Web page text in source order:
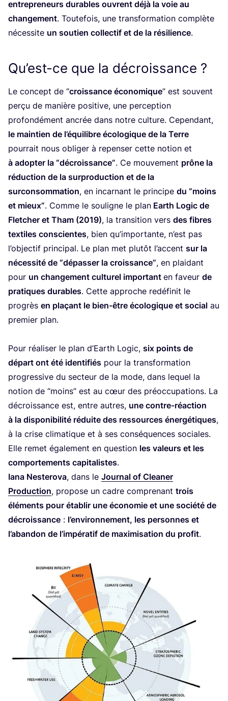
entre­pre­neurs durables ouvrent déjà la voie au
chan­ge­ment. Tou­te­fois, une trans­for­ma­tion com­plète
néces­site un sou­tien col­lec­tif et de la rési­lience.
Qu’est-ce que la décroissance ?
Le concept de “crois­sance éco­no­mique” est sou­vent
per­çu de manière posi­tive, une per­cep­tion
pro­fon­dé­ment ancrée dans notre culture. Cepen­dant,
le main­tien de l’é­qui­libre éco­lo­gique de la Terre
pour­rait nous obli­ger à repen­ser cette notion et
à adop­ter la “décrois­sance”. Ce mou­ve­ment prône la
réduc­tion de la sur­pro­duc­tion et de la
sur­con­som­ma­tion, en incar­nant le prin­cipe du “moins
et mieux”. Comme le sou­ligne le plan Earth Logic de
Flet­cher et Tham (2019), la tran­si­tion vers des fibres
tex­tiles conscientes, bien qu’im­por­tante, n’est pas
l’ob­jec­tif prin­ci­pal. Le plan met plu­tôt l’ac­cent sur la
néces­si­té de “dépas­ser la crois­sance”, en plai­dant
pour un chan­ge­ment cultu­rel impor­tant en faveur de
pra­tiques durables. Cette approche redé­fi­nit le
pro­grès en pla­çant le bien-être éco­lo­gique et social au
pre­mier plan.
Pour réa­li­ser le plan d’Earth Logic, six points de
départ ont été iden­ti­fiés pour la trans­for­ma­tion
pro­gres­sive du sec­teur de la mode, dans lequel la
notion de “moins” est au cœur des pré­oc­cu­pa­tions. La
décrois­sance est, entre autres, une contre-réac­tion
à la dis­po­ni­bi­li­té réduite des res­sources éner­gé­tiques,
à la crise cli­ma­tique et à ses consé­quences sociales.
Elle remet éga­le­ment en ques­tion les valeurs et les
com­por­te­ments capi­ta­listes.
Iana Nes­te­ro­va, dans le Jour­nal of Clea­ner
Pro­duc­tion, pro­pose un cadre com­pre­nant trois
élé­ments pour éta­blir une éco­no­mie et une socié­té de
décrois­sance : l’en­vi­ron­ne­ment, les per­sonnes et
l’a­ban­don de l’im­pé­ra­tif de maxi­mi­sa­tion du pro­fit.